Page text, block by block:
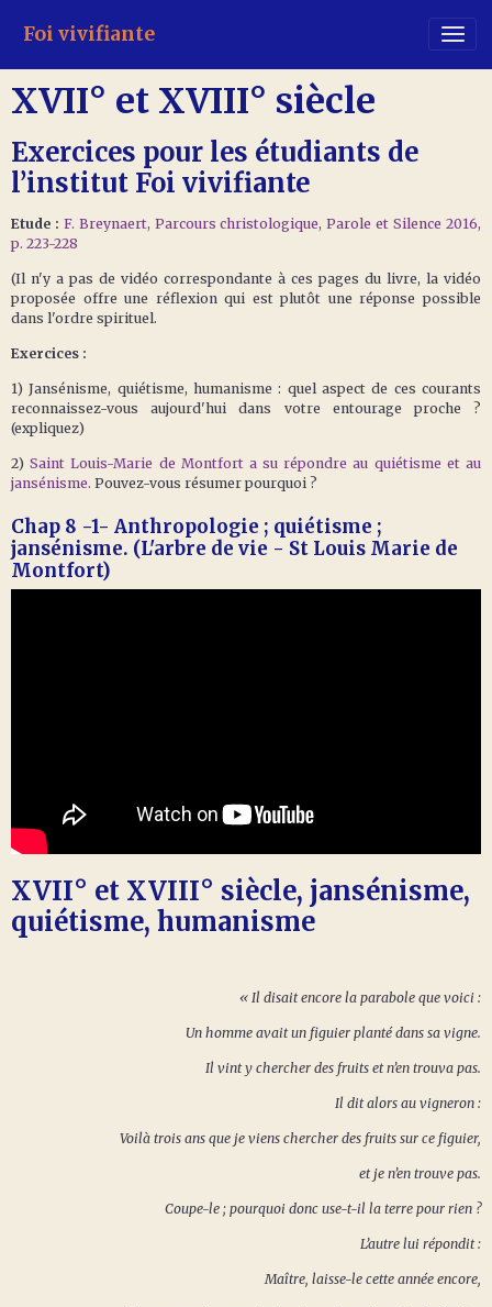
Foi vivifiante
XVII° et XVIII° siècle
Exercices pour les étudiants de
l’institut Foi vivifiante
Etude : F. Breynaert, Parcours christologique, Parole et Silence 2016,
p. 223-228
(Il n'y a pas de vidéo correspondante à ces pages du livre, la vidéo
proposée offre une réflexion qui est plutôt une réponse possible
dans l'ordre spirituel.
Exercices :
1) Jansénisme, quiétisme, humanisme : quel aspect de ces courants
reconnaissez-vous aujourd'hui dans votre entourage proche ?
(expliquez)
2)Saint Louis-Marie de Montfort a su répondre au quiétisme et au
jansénisme. Pouvez-vous résumer pourquoi ?
Chap 8 -1- Anthropologie ; quiétisme ;
jansénisme. (L'arbre de vie - St Louis Marie de
Montfort)
XVII° et XVIII° siècle, jansénisme,
quiétisme, humanisme
« Il disait encore la parabole que voici :
Un homme avait un figuier planté dans sa vigne.
Il vint y chercher des fruits et n’en trouva pas.
Il dit alors au vigneron :
Voilà trois ans que je viens chercher des fruits sur ce figuier,
et je n’en trouve pas.
Coupe-le ; pourquoi donc use-t-il la terre pour rien ?
L’autre lui répondit :
Maître, laisse-le cette année encore,